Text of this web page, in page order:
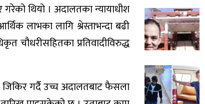
थियो । अदालतका न्यायाधीश
लाभका लागि श्रेस्ताभन्दा बढी
चौधरीसहितका प्रतिवादीविरुद्ध
गर्दै उच्च अदालतबाट फैसला